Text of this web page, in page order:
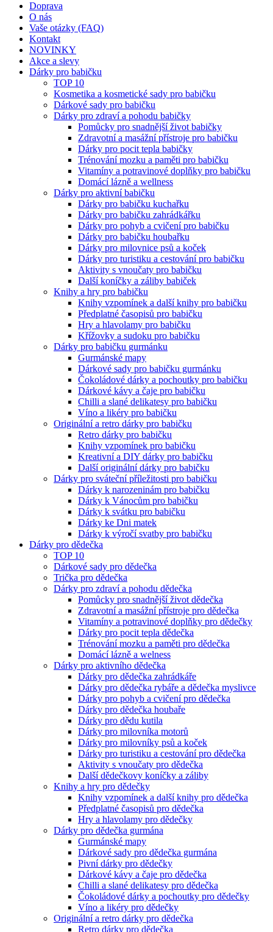
Doprava
O nás
Vaše otázky (FAQ)
Kontakt
NOVINKY
Akce a slevy
Dárky pro babičku
TOP 10
Kosmetika a kosmetické sady pro babičku
Dárkové sady pro babičku
Dárky pro zdraví a pohodu babičky
Pomůcky pro snadnější život babičky
Zdravotní a masážní přístroje pro babičku
Dárky pro pocit tepla babičky
Trénování mozku a paměti pro babičku
Vitamíny a potravinové doplňky pro babičku
Domácí lázně a wellness
Dárky pro aktivní babičku
Dárky pro babičku kuchařku
Dárky pro babičku zahrádkářku
Dárky pro pohyb a cvičení pro babičku
Dárky pro babičku houbařku
Dárky pro milovnice psů a koček
Dárky pro turistiku a cestování pro babičku
Aktivity s vnoučaty pro babičku
Další koníčky a záliby babiček
Knihy a hry pro babičku
Knihy vzpomínek a další knihy pro babičku
Předplatné časopisů pro babičku
Hry a hlavolamy pro babičku
Křížovky a sudoku pro babičku
Dárky pro babičku gurmánku
Gurmánské mapy
Dárkové sady pro babičku gurmánku
Čokoládové dárky a pochoutky pro babičku
Dárkové kávy a čaje pro babičku
Chilli a slané delikatesy pro babičku
Víno a likéry pro babičku
Originální a retro dárky pro babičku
Retro dárky pro babičku
Knihy vzpomínek pro babičku
Kreativní a DIY dárky pro babičku
Další originální dárky pro babičku
Dárky pro sváteční příležitosti pro babičku
Dárky k narozeninám pro babičku
Dárky k Vánocům pro babičku
Dárky k svátku pro babičku
Dárky ke Dni matek
Dárky k výročí svatby pro babičku
Dárky pro dědečka
TOP 10
Dárkové sady pro dědečka
Trička pro dědečka
Dárky pro zdraví a pohodu dědečka
Pomůcky pro snadnější život dědečka
Zdravotní a masážní přístroje pro dědečka
Vitamíny a potravinové doplňky pro dědečky
Dárky pro pocit tepla dědečka
Trénování mozku a paměti pro dědečka
Domácí lázně a welness
Dárky pro aktivního dědečka
Dárky pro dědečka zahrádkáře
Dárky pro dědečka rybáře a dědečka myslivce
Dárky pro pohyb a cvičení pro dědečka
Dárky pro dědečka houbaře
Dárky pro dědu kutila
Dárky pro milovníka motorů
Dárky pro milovníky psů a koček
Dárky pro turistiku a cestování pro dědečka
Aktivity s vnoučaty pro dědečka
Další dědečkovy koníčky a záliby
Knihy a hry pro dědečky
Knihy vzpomínek a další knihy pro dědečka
Předplatné časopisů pro dědečka
Hry a hlavolamy pro dědečky
Dárky pro dědečka gurmána
Gurmánské mapy
Dárkové sady pro dědečka gurmána
Pivní dárky pro dědečky
Dárkové kávy a čaje pro dědečka
Chilli a slané delikatesy pro dědečka
Čokoládové dárky a pochoutky pro dědečky
Víno a likéry pro dědečky
Originální a retro dárky pro dědečka
Retro dárky pro dědečka